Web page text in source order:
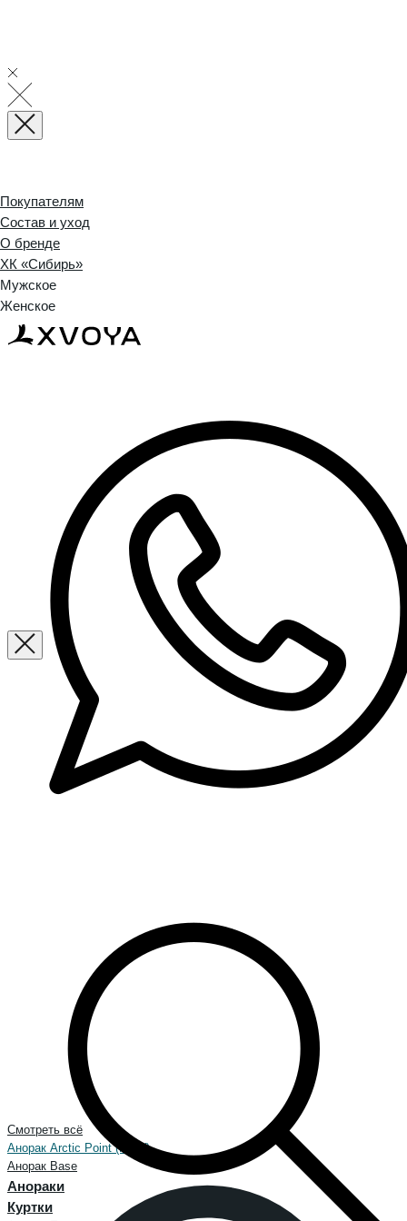
Покупателям
Состав и уход
О бренде
ХК «Сибирь»
Мужское
Женское
Смотреть всё
Анорак Arctic Point (NEW)
Анорак Base
Анораки
Куртки